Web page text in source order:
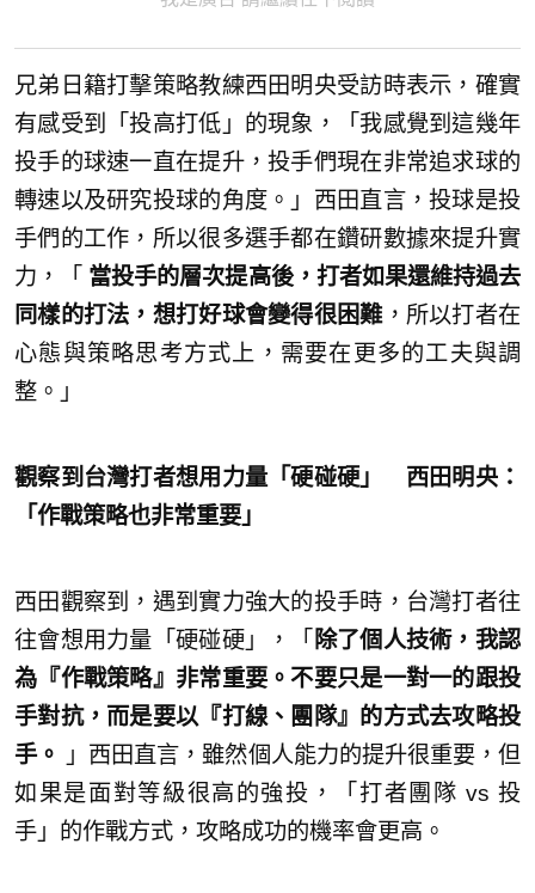
兄弟日籍打擊策略教練西田明央受訪時表示，確實
有感受到「投高打低」的現象，「我感覺到這幾年
投手的球速一直在提升，投手們現在非常追求球的
轉速以及研究投球的角度。」西田直言，投球是投
手們的工作，所以很多選手都在鑽研數據來提升實
力，「 當投手的層次提高後，打者如果還維持過去
同樣的打法，想打好球會變得很困難，所以打者在
心態與策略思考方式上，需要在更多的工夫與調
整。」
觀察到台灣打者想用力量「硬碰硬」 西田明央：
「作戰策略也非常重要」
西田觀察到，遇到實力強大的投手時，台灣打者往
往會想用力量「硬碰硬」，「 除了個人技術，我認
為『作戰策略』非常重要。不要只是一對一的跟投
手對抗，而是要以『打線、團隊』的方式去攻略投
手。
」西田直言，雖然個人能力的提升很重要，但
如果是面對等級很高的強投，「打者團隊 vs 投
手」的作戰方式，攻略成功的機率會更高。